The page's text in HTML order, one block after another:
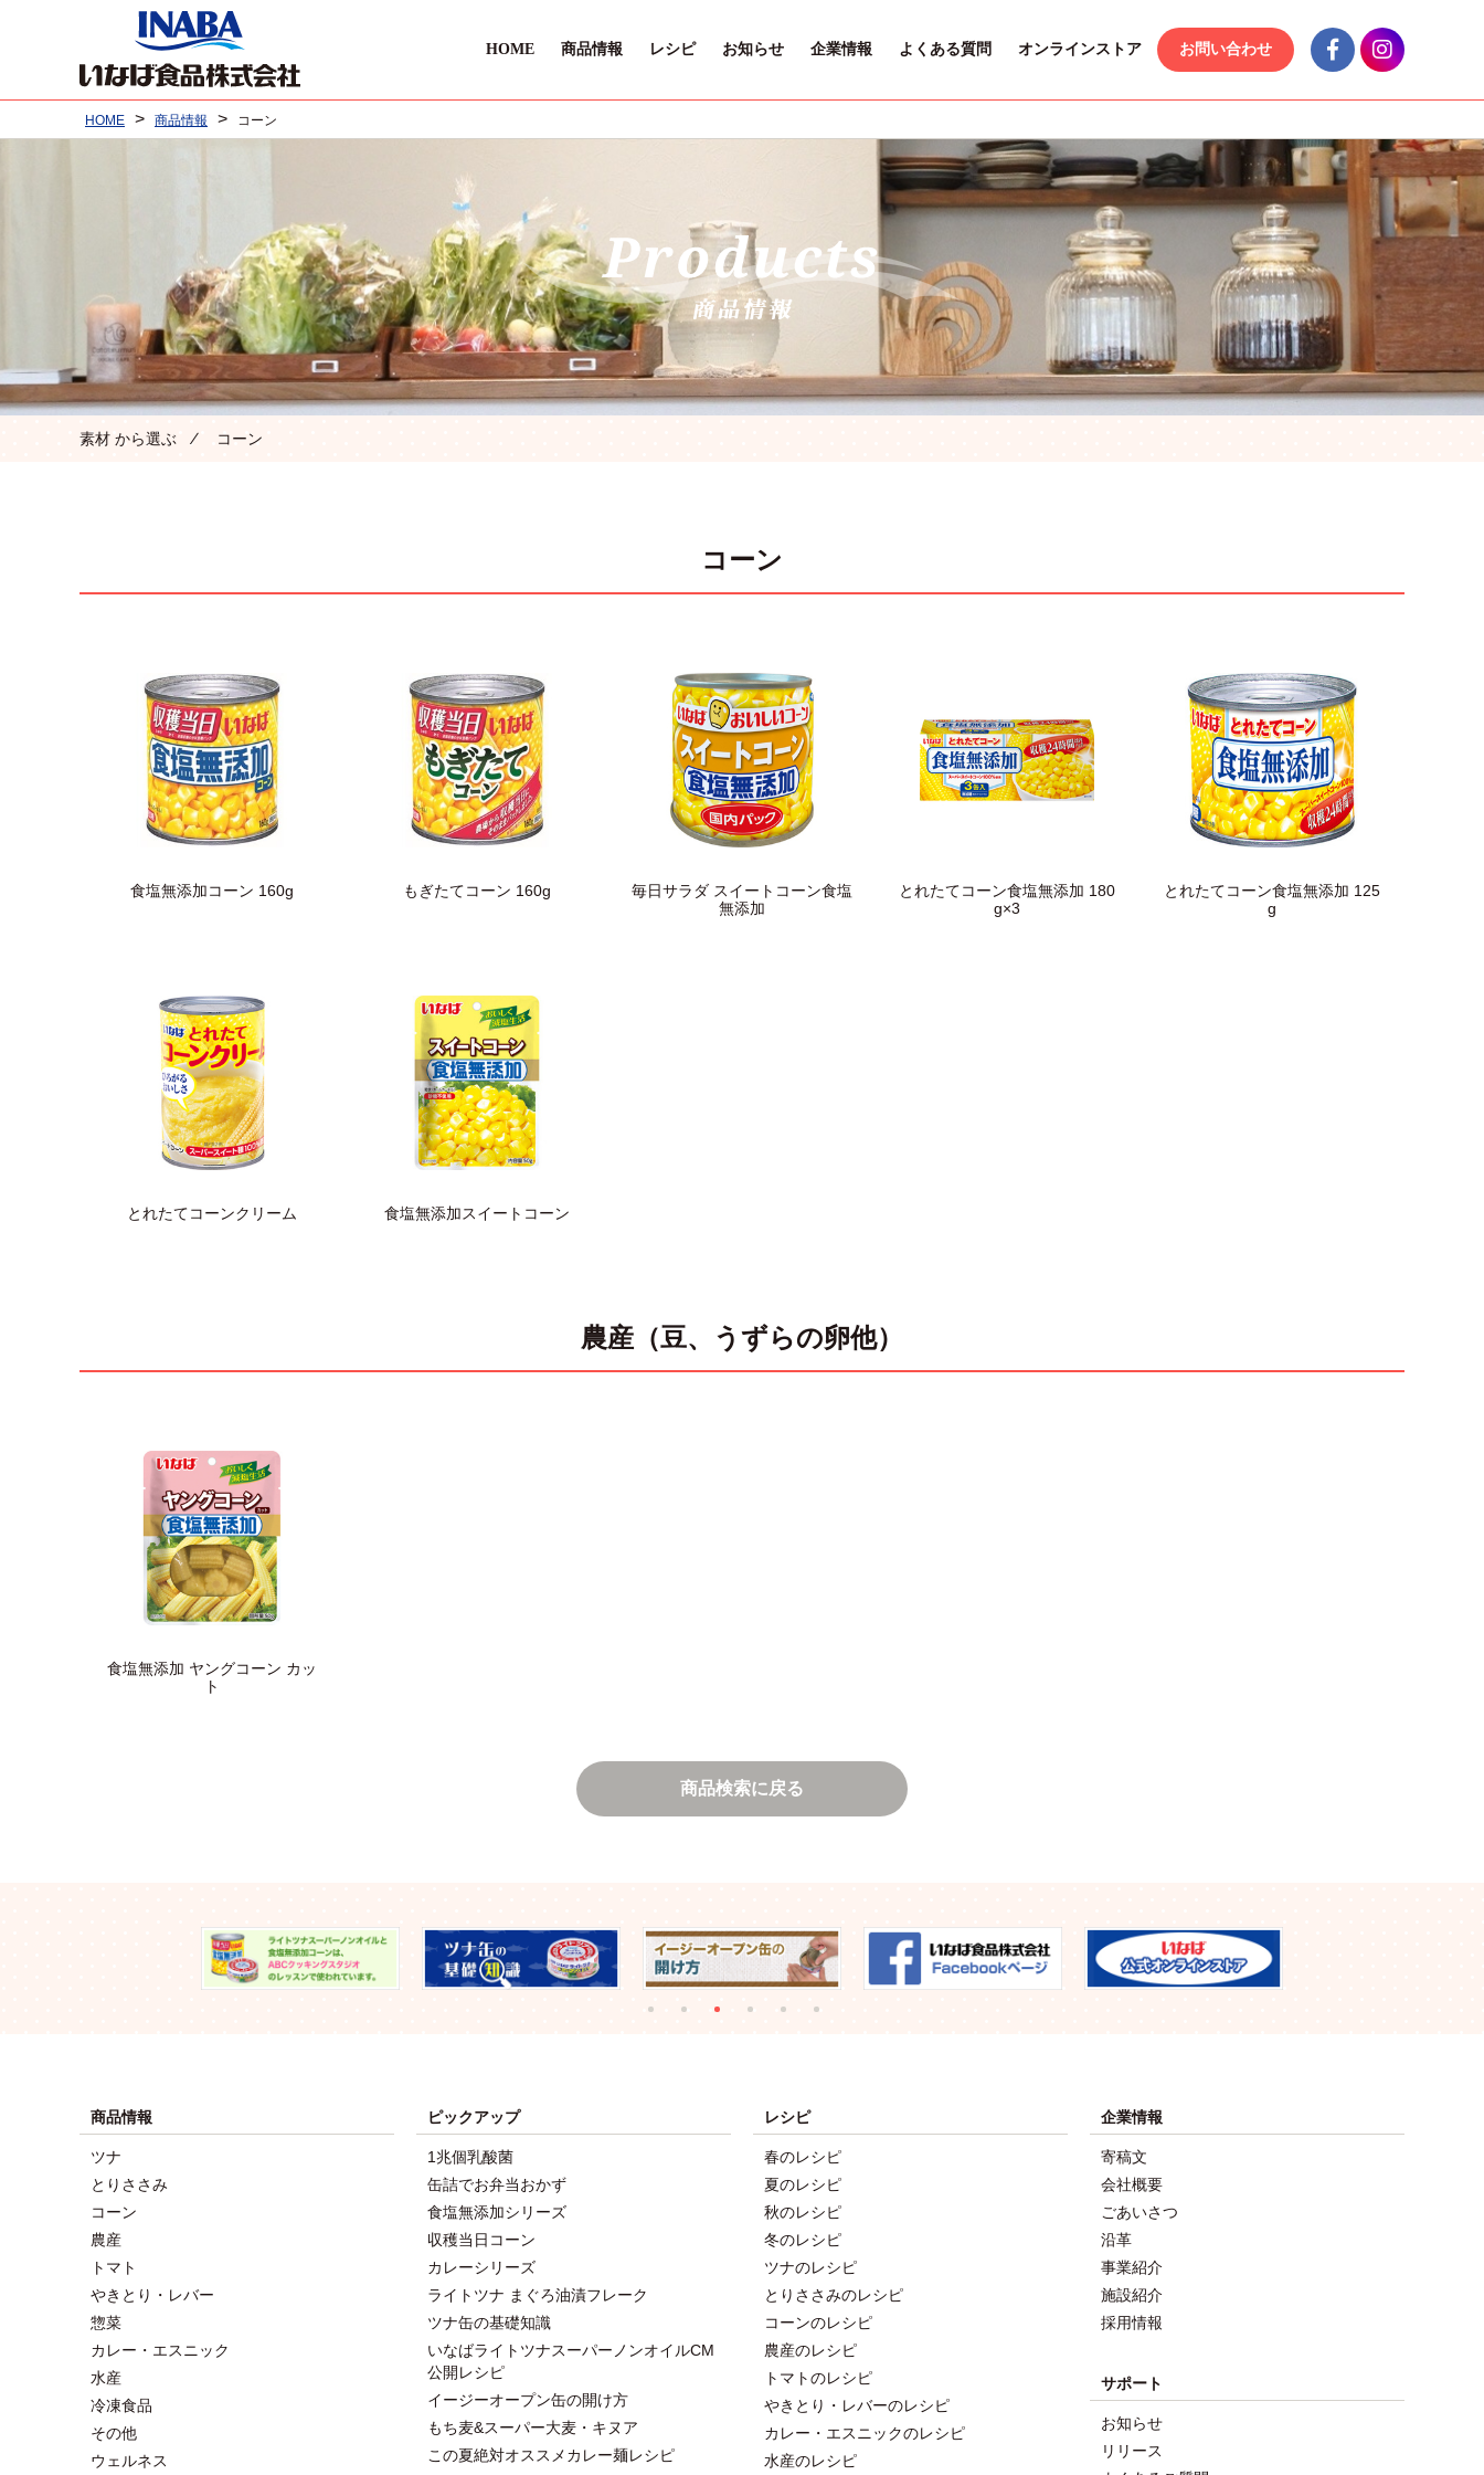
HOME 商品情報 レシピ お知らせ 企業情報 よくある質問 オンラインストア お問い合わせ
HOME > 商品情報 > コーン
素材 から選ぶ ⁄ コーン
コーン
食塩無添加コーン 160g もぎたてコーン 160g
毎日サラダ スイートコーン食塩
無添加
とれたてコーン食塩無添加 180
g×3
とれたてコーン食塩無添加 125
g
とれたてコーンクリーム 食塩無添加スイートコーン
農産（豆、うずらの卵他）
食塩無添加 ヤングコーン カッ
ト
商品検索に戻る
商品情報
ツナ
とりささみ
コーン
農産
トマト
やきとり・レバー
惣菜
カレー・エスニック
水産
冷凍食品
その他
ウェルネス
ピックアップ
1兆個乳酸菌
缶詰でお弁当おかず
食塩無添加シリーズ
収穫当日コーン
カレーシリーズ
ライトツナ まぐろ油漬フレーク
ツナ缶の基礎知識
いなばライトツナスーパーノンオイルCM
公開レシピ
イージーオープン缶の開け方
もち麦&スーパー大麦・キヌア
この夏絶対オススメカレー麺レシピ
レシピ
春のレシピ
夏のレシピ
秋のレシピ
冬のレシピ
ツナのレシピ
とりささみのレシピ
コーンのレシピ
農産のレシピ
トマトのレシピ
やきとり・レバーのレシピ
カレー・エスニックのレシピ
水産のレシピ
企業情報
寄稿文
会社概要
ごあいさつ
沿革
事業紹介
施設紹介
採用情報
サポート
お知らせ
リリース